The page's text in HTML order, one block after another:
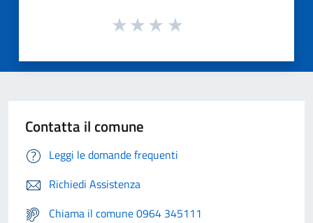
Contatta il comune
Leggi le domande frequenti
Richiedi Assistenza
Chiama il comune 0964 345111